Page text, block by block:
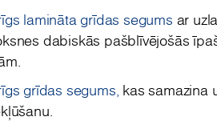
lamināta grīdas segums ar
dabiskās pašblīvējošās
grīdas segums, kas samazina